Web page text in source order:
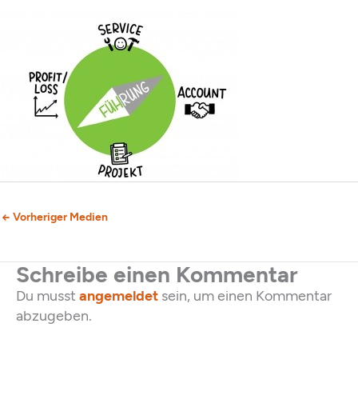
← Vorheriger Medien
Schreibe einen Kommentar
Du musst angemeldet sein, um einen Kommentar
abzugeben.